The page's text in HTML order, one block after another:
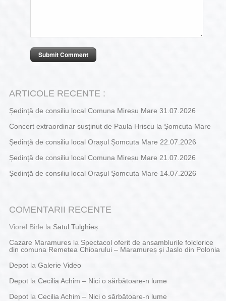
ARTICOLE RECENTE :
Ședință de consiliu local Comuna Mireșu Mare 31.07.2026
Concert extraordinar susținut de Paula Hriscu la Șomcuta Mare
Ședință de consiliu local Orașul Șomcuta Mare 22.07.2026
Ședință de consiliu local Comuna Mireșu Mare 21.07.2026
Ședință de consiliu local Orașul Șomcuta Mare 14.07.2026
COMENTARII RECENTE
Viorel Birle la Satul Tulghieș
Cazare Maramuresla Spectacol oferit de ansamblurile folclorice
din comuna Remetea Chioarului – Maramureș și Jaslo din Polonia
Depotla Galerie Video
Depotla Cecilia Achim – Nici o sărbătoare-n lume
Depotla Cecilia Achim – Nici o sărbătoare-n lume